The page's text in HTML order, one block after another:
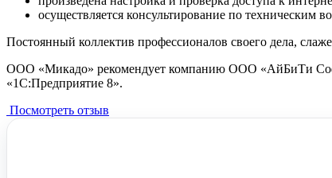
осуществляется консультирование по техническим
Постоянный коллектив профессионалов своего дела,
ООО «Микадо» рекомендует компанию ООО «АйБиТи
«1С:Предприятие 8».
Посмотреть отзыв